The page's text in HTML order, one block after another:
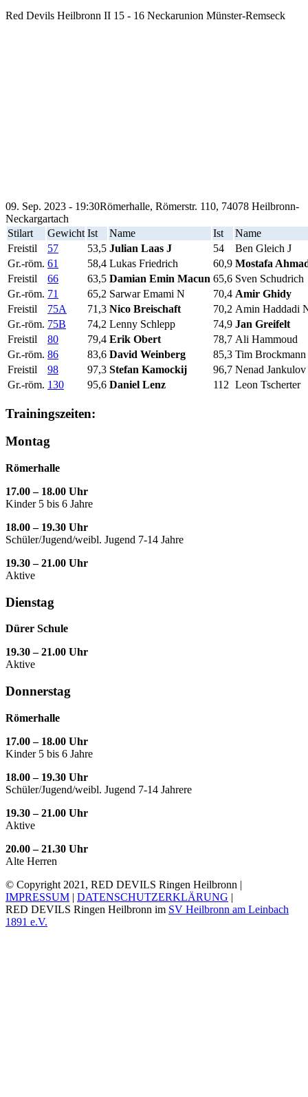
Red Devils Heilbronn II 15 - 16 Neckarunion Münster-Remseck
09. Sep. 2023 - 19:30Römerhalle, Römerstr. 110, 74078 Heilbronn-
Neckargartach
Stilart
Gewicht Ist Name Ist
Name
Freistil
57 53,5 Julian Laas J 54
Ben Gleich J
Gr.-röm. 61 58,4 Lukas Friedrich 60,9 Mostafa
Freistil
66 63,5 Damian Emin Macun 65,6 Sven Schudrich
Gr.-röm. 71 65,2 Sarwar Emami N 70,4 Amir Ghidy
Freistil
75A 71,3 Nico Breischaft 70,2 Amin Haddadi
Gr.-röm. 75B 74,2 Lenny Schlepp 74,9 Jan Greifelt
Freistil
80 79,4 Erik Obert 78,7 Ali Hammoud
Gr.-röm. 86 83,6 David Weinberg 85,3 Tim Brockmann
Freistil
98 97,3 Stefan Kamockij 96,7 Nenad
Gr.-röm. 130 95,6 Daniel Lenz 112 Leon Tscherter
Trainingszeiten:
Montag
Römerhalle
17.00 – 18.00 Uhr
Kinder 5 bis 6 Jahre
18.00 – 19.30 Uhr
Schüler/Jugend/weibl. Jugend 7-14 Jahre
19.30 – 21.00 Uhr
Aktive
Dienstag
Dürer Schule
19.30 – 21.00 Uhr
Aktive
Donnerstag
Römerhalle
17.00 – 18.00 Uhr
Kinder 5 bis 6 Jahre
18.00 – 19.30 Uhr
Schüler/Jugend/weibl. Jugend 7-14 Jahrere
19.30 – 21.00 Uhr
Aktive
20.00 – 21.30 Uhr
Alte Herren
© Copyright 2021, RED DEVILS Ringen Heilbronn |
IMPRESSUM | DATENSCHUTZERKLÄRUNG |
RED DEVILS Ringen Heilbronn im SV Heilbronn am Leinbach
1891 e.V.